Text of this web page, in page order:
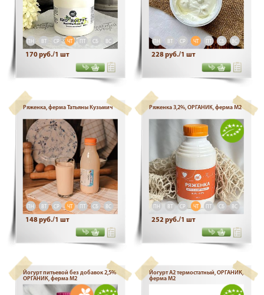
ПН ВТ СР ЧТ СБ ВС
170 руб./1 шт
ПН ВТ СР ЧТ СБ ВС
228 руб./1 шт
Ряженка, ферма Татьяны Кузьмич
ПН ВТ СР ЧТ ПТ СБ ВС
148 руб./1 шт
Ряженка 3,2%, ОРГАНИК, ферма М2
ПН ВТ СР ЧТ ПТ СБ ВС
252 руб./1 шт
Йогурт питьевой без добавок 2,5%
ОРГАНИК, ферма М2
Йогурт А2 термостатный, ОРГАНИК,
ферма М2